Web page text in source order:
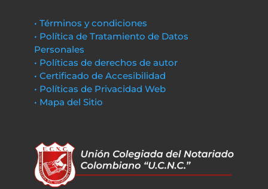
• Términos y condiciones
• Política de Tratamiento de Datos
Personales
• Políticas de derechos de autor
• Certificado de Accesibilidad
• Políticas de Privacidad Web
• Mapa del Sitio